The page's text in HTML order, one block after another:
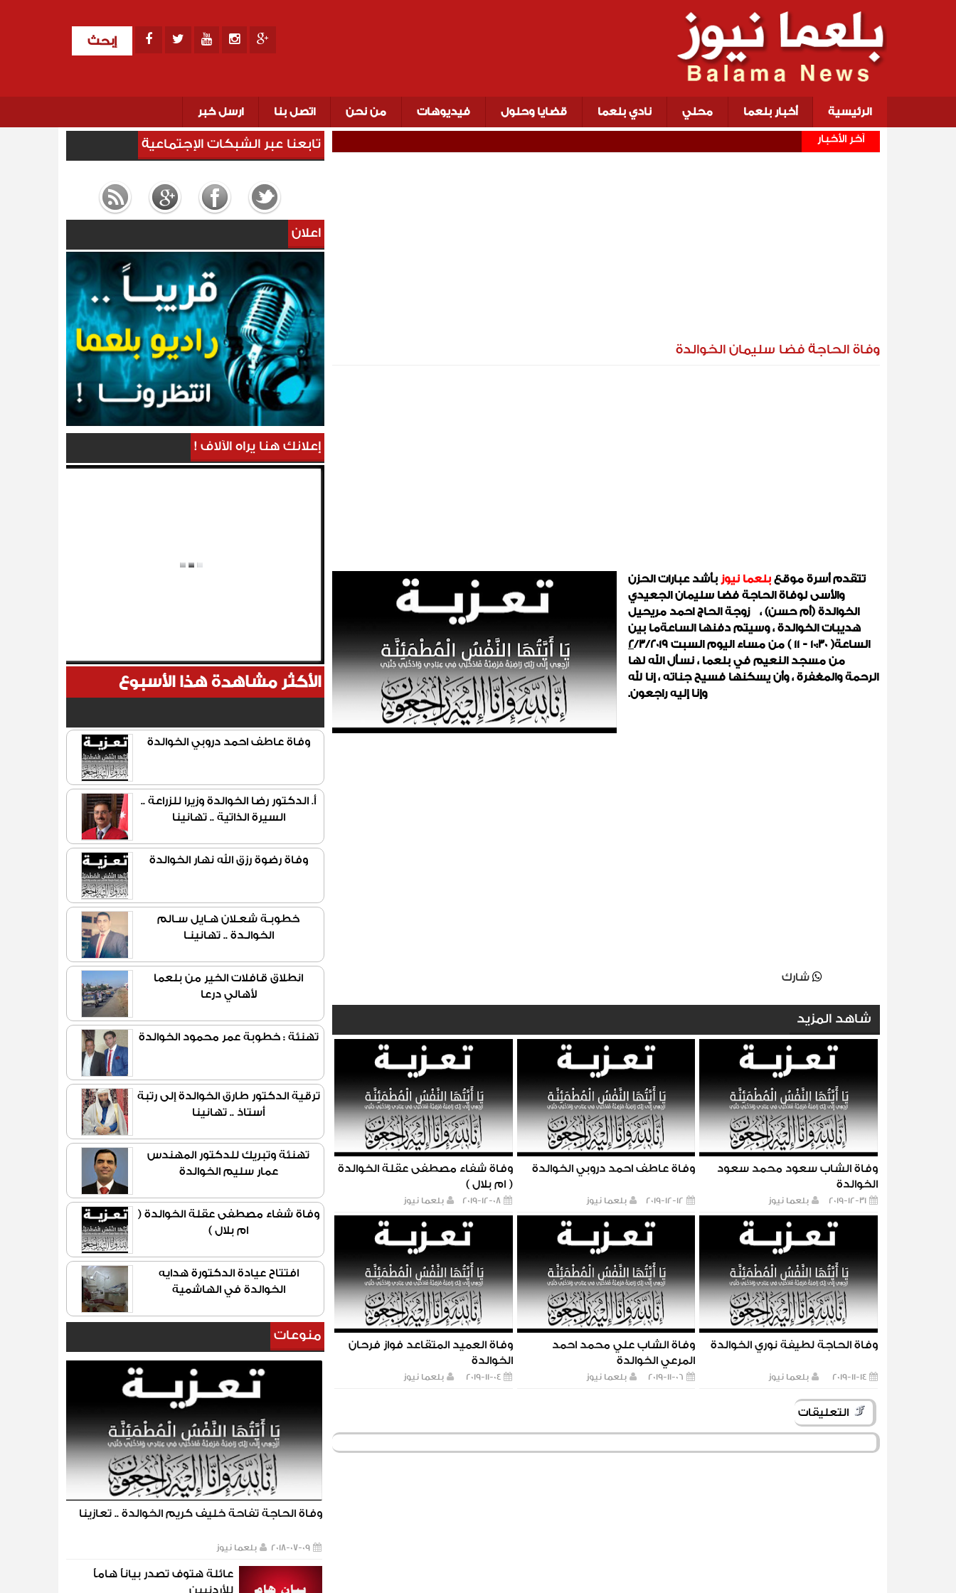
إبحث
الرئيسية أخبار بلعما محلي نادي بلعما قضايا وحلول فيديوهات من نحن اتصل بنا
ارسل خبر
آخر الأخبار
وفاة الحاجة فضا سليمان الخوالدة
تتقدم أسرة موقعبلعما نيوزبأشد عبارات الحزن
والأسى لوفاة الحاجة فضا سليمان الجعيدي
الخوالدة (أم حسن) ، زوجة الحاج احمد مريحيل
هديبات الخوالدة ، وسيتم دفنها الساعةما بين
الساعة( ١٠:٣٠ - ١١ ) من مساء اليوم السبت
٢/٣/٢٠١٩
من مسجد النعيم في بلعما ، نسأل الله لها
الرحمة والمغفرة ، وأن يسكنها فسيح جناته ، إنا لله
وإنا إليه راجعون.
شارك
شاهد المزيد
وفاة الشاب سعود محمد سعود
الخوالدة
بلعما نيوز 2019-12-31
وفاة عاطف احمد دروبي الخوالدة
بلعما نيوز 2019-12-12
وفاة شفاء مصطفى عقلة الخوالدة
( ام بلال )
بلعما نيوز 2019-12-08
وفاة الحاجة لطيفة نوري الخوالدة
بلعما نيوز 2019-11-14
وفاة الشاب علي محمد احمد
المرعي الخوالدة
بلعما نيوز 2019-11-06
وفاة العميد المتقاعد فواز فرحان
الخوالدة
بلعما نيوز 2019-11-04
التعليقات
تابعنا عبر الشبكات الإجتماعية
اعلان
إعلانك هنا يراه الآلاف !
الأكثر مشاهدة هذا الأسبوع
وفاة عاطف احمد دروبي الخوالدة
أ. الدكتور رضا الخوالدة وزيرا للزراعة ..
السيرة الذاتية .. تهانينا
وفاة رضوة رزق الله نهار الخوالدة
خطوبـة شعـلان هـايل سـالم
الخوالـدة .. تهانينـا
انطلاق قافلات الخير من بلعما
لأهالي درعا
تهنئة : خطوبة عمر محمود الخوالدة
ترقية الدكتور طارق الخوالدة إلى رتبة
أستاذ .. تهانينا
تهنئة وتبريك للدكتور المهندس
عمار سليم الخوالدة
وفاة شفاء مصطفى عقلة الخوالدة (
ام بلال )
افتتاح عيادة الدكتورة هدايه
الخوالدة في الهاشمية
منوعات
وفاة الحاجة تفاحة خليف كريم الخوالدة .. تعازينا
بلعما نيوز 2018-07-09
عائلة هتوف تصدر بياناً هاماً